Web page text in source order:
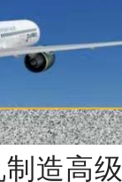
造高